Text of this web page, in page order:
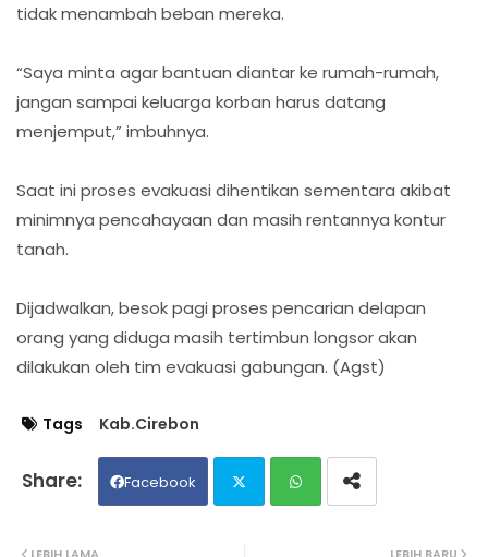
tidak menambah beban mereka.
“Saya minta agar bantuan diantar ke rumah-rumah,
jangan sampai keluarga korban harus datang
menjemput,” imbuhnya.
Saat ini proses evakuasi dihentikan sementara akibat
minimnya pencahayaan dan masih rentannya kontur
tanah.
Dijadwalkan, besok pagi proses pencarian delapan
orang yang diduga masih tertimbun longsor akan
dilakukan oleh tim evakuasi gabungan. (Agst)
Tags Kab.Cirebon
Facebook